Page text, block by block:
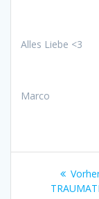
Alles Liebe <3
Marco